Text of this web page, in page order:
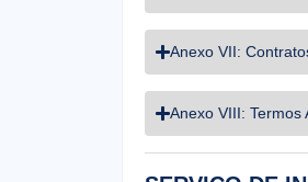
Anexo VII:
Anexo VIII: Termos